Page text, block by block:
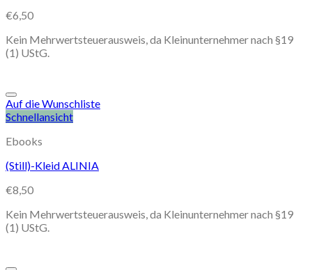
€6,50
Kein Mehrwertsteuerausweis, da Kleinunternehmer nach §19
(1) UStG.
Auf die Wunschliste
Schnellansicht
Ebooks
(Still)-Kleid ALINIA
€8,50
Kein Mehrwertsteuerausweis, da Kleinunternehmer nach §19
(1) UStG.